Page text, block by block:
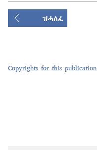
ዝሓለፈ
Copyrights for this publication